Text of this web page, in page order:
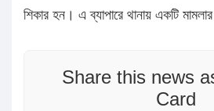
শিকার হন। এ ব্যাপারে থানায় একটি
Share this news
Card